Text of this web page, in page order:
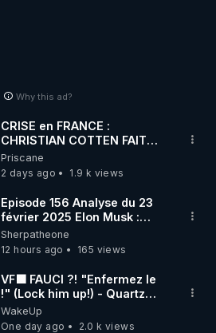
Why this ad?
CRISE en FRANCE :
CHRISTIAN COTTEN FAIT
une étrange découverte
Priscane
2 days ago
1.9 k views
Episode 156 Analyse du 23
février 2025 Elon Musk :
Houston , on a un problème !
Sherpatheone
12 hours ago
165 views
VF🟩 FAUCI ?! "Enfermez le
!" (Lock him up!) - Quartz
Traduction
WakeUp
One day ago
2.0 k views